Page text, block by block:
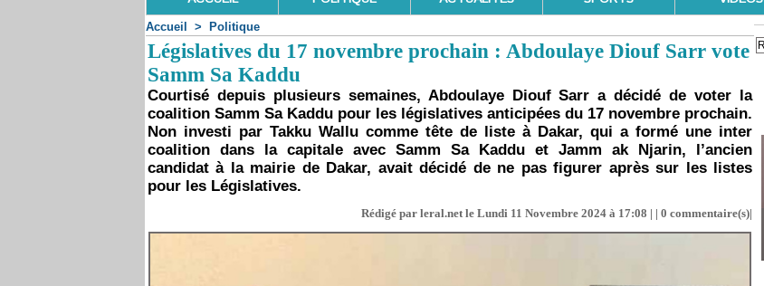
Accueil > Politique
Législatives du 17 novembre prochain : Abdoulaye Diouf Sarr vote
Samm Sa Kaddu
Courtisé depuis plusieurs semaines, Abdoulaye Diouf Sarr a décidé de voter la
coalition Samm Sa Kaddu pour les législatives anticipées du 17 novembre prochain.
Non investi par Takku Wallu comme tête de liste à Dakar, qui a formé une inter
coalition dans la capitale avec Samm Sa Kaddu et Jamm ak Njarin, l’ancien
candidat à la mairie de Dakar, avait décidé de ne pas figurer après sur les listes
pour les Législatives.
Rédigé par leral.net le Lundi 11 Novembre 2024 à 17:08 | | 0 commentaire(s)|